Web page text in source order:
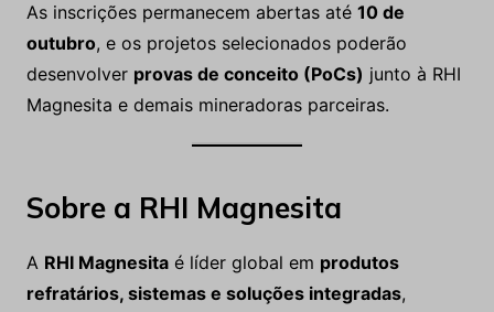
As inscrições permanecem abertas até 10 de
outubro, e os projetos selecionados poderão
desenvolver provas de conceito (PoCs) junto à RHI
Magnesita e demais mineradoras parceiras.
Sobre a RHI Magnesita
A RHI Magnesitaé líder global em produtos
refratários, sistemas e soluções integradas,